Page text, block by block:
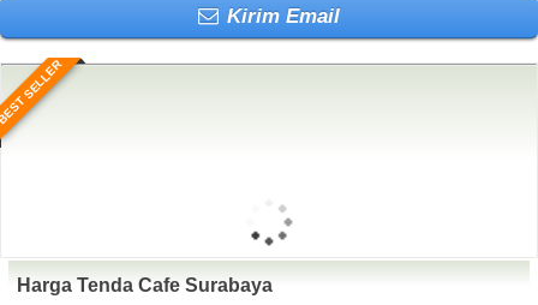
Kirim Email
SELLER
Harga Tenda Cafe Surabaya